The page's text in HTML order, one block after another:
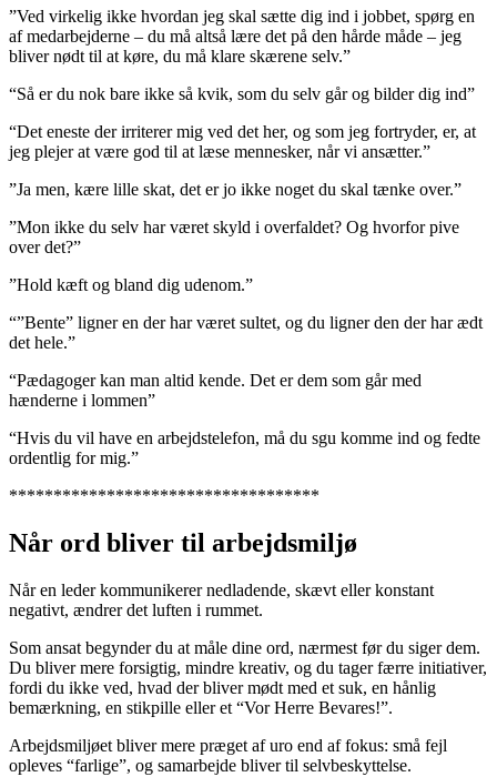
”Ved virkelig ikke hvordan jeg skal sætte dig ind i jobbet, spørg en
af medarbejderne – du må altså lære det på den hårde måde – jeg
bliver nødt til at køre, du må klare skærene selv.”
“Så er du nok bare ikke så kvik, som du selv går og bilder dig ind”
“Det eneste der irriterer mig ved det her, og som jeg fortryder, er, at
jeg plejer at være god til at læse mennesker, når vi ansætter.”
”Ja men, kære lille skat, det er jo ikke noget du skal tænke over.”
”Mon ikke du selv har været skyld i overfaldet? Og hvorfor pive
over det?”
”Hold kæft og bland dig udenom.”
“”Bente” ligner en der har været sultet, og du ligner den der har ædt
det hele.”
“Pædagoger kan man altid kende. Det er dem som går med
hænderne i lommen”
“Hvis du vil have en arbejdstelefon, må du sgu komme ind og fedte
ordentlig for mig.”
***********************************
Når ord bliver til arbejdsmiljø
Når en leder kommunikerer nedladende, skævt eller konstant
negativt, ændrer det luften i rummet.
Som ansat begynder du at måle dine ord, nærmest før du siger dem.
Du bliver mere forsigtig, mindre kreativ, og du tager færre initiativer,
fordi du ikke ved, hvad der bliver mødt med et suk, en hånlig
bemærkning, en stikpille eller et “Vor Herre Bevares!”.
Arbejdsmiljøet bliver mere præget af uro end af fokus: små fejl
opleves “farlige”, og samarbejde bliver til selvbeskyttelse.